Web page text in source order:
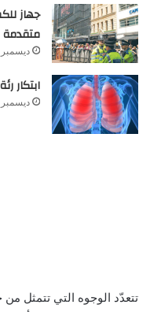
جهاز
متقدمة
ديسمبر 10, 2025
ابتكار
ديسمبر 10, 2025
تتعدّد الوجوه التي تتمثل من